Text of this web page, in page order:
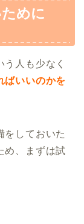
めに
人も少なく
ばいいのかを
をしておいた
め、まずは試